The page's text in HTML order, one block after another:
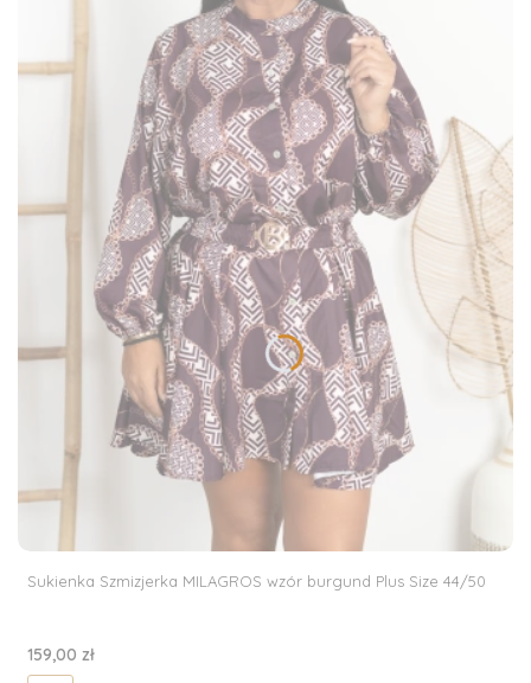
Sukienka Szmizjerka MILAGROS wzór burgund Plus Size 44/50
Cena
159,00 zł